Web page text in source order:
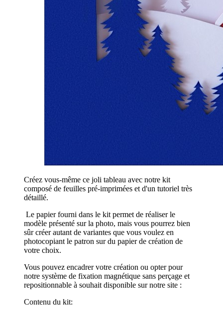
Créez vous-même ce joli tableau avec notre kit
composé de feuilles pré-imprimées et d'un tutoriel très
détaillé.
Le papier fourni dans le kit permet de réaliser le
modèle présenté sur la photo, mais vous pourrez bien
sûr créer autant de variantes que vous voulez en
photocopiant le patron sur du papier de création de
votre choix.
Vous pouvez encadrer votre création ou opter pour
notre système de fixation magnétique sans perçage et
repositionnable à souhait disponible sur notre site :
Contenu du kit: